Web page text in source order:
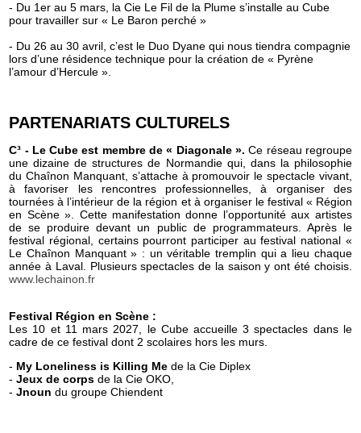
- Du 1er au 5 mars, la Cie Le Fil de la Plume s’installe au Cube
pour travailler sur « Le Baron perché »
- Du 26 au 30 avril, c’est le Duo Dyane qui nous tiendra compagnie
lors d’une résidence technique pour la création de « Pyrène
l’amour d’Hercule ».
PARTENARIATS CULTURELS
C³ - Le Cube est membre de « Diagonale ». Ce réseau regroupe
une dizaine de structures de Normandie qui, dans la philosophie
du Chaînon Manquant, s’attache à promouvoir le spectacle vivant,
à favoriser les rencontres professionnelles, à organiser des
tournées à l’intérieur de la région et à organiser le festival « Région
en Scène ». Cette manifestation donne l’opportunité aux artistes
de se produire devant un public de programmateurs. Après le
festival régional, certains pourront participer au festival national «
Le Chaînon Manquant » : un véritable tremplin qui a lieu chaque
année à Laval. Plusieurs spectacles de la saison y ont été choisis.
www.lechainon.fr
Festival Région en Scène :
Les 10 et 11 mars 2027, le Cube accueille 3 spectacles dans le
cadre de ce festival dont 2 scolaires hors les murs.
- My Loneliness is Killing Me de la Cie Diplex
-Jeux de corps de la Cie OKO,
-Jnoun du groupe Chiendent